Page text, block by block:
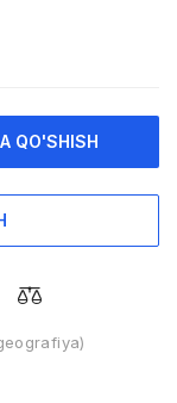
QO'SHISH